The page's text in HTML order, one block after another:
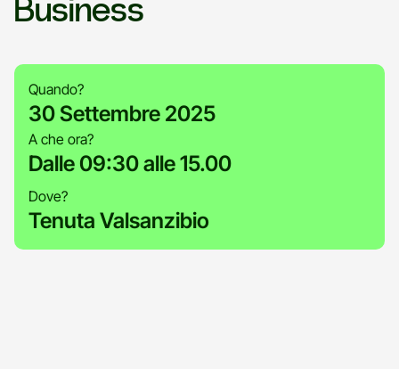
Quando?
30 Settembre 2025
A che ora?
Dalle 09:30 alle 15.00
Dove?
Tenuta Valsanzibio